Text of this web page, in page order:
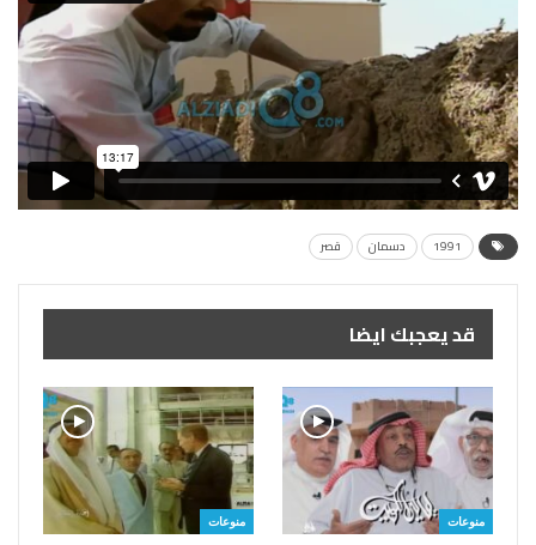
1991 دسمان قصر
قد يعجبك ايضا
منوعات منوعات